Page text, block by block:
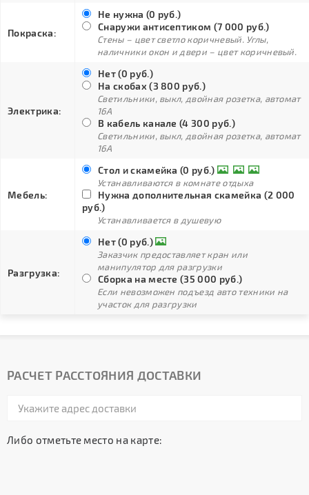
Покраска:
Не нужна (0 руб.)
Снаружи антисептиком (7 000 руб.)
Стены – цвет светло коричневый. Углы,
наличники окон и двери – цвет коричневый.
Электрика:
Нет (0 руб.)
На скобах (3 800 руб.)
Светильники, выкл, двойная розетка, автомат
16А
В кабель канале (4 300 руб.)
Светильники, выкл, двойная розетка, автомат
16А
Мебель:
Стол и скамейка (0 руб.)
Устанавливаются в комнате отдыха
Нужна дополнительная скамейка (2 000
руб.)
Устанавливается в душевую
Разгрузка:
Нет (0 руб.)
Заказчик предоставляет кран или
манипулятор для разгрузки
Сборка на месте (35 000 руб.)
Если невозможен подъезд авто техники на
участок для разгрузки
РАСЧЕТ РАССТОЯНИЯ ДОСТАВКИ
Либо отметьте место на карте: